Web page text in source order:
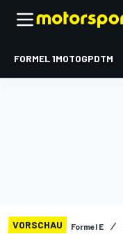
FORMEL 1MOTOGPDTM
VORSCHAU Formel E